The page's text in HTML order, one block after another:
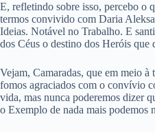
E, refletindo sobre isso, percebo o
termos convivido com Daria
Ideias. Notável no Trabalho. E
dos Céus o destino dos Heróis que
Vejam, Camaradas, que em meio à
fomos agraciados com o convívio
vida, mas nunca poderemos dizer
o Exemplo de nada mais podemos